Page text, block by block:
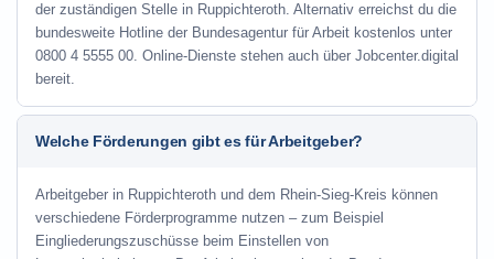
der zuständigen Stelle in Ruppichteroth. Alternativ erreichst du die
bundesweite Hotline der Bundesagentur für Arbeit kostenlos unter
0800 4 5555 00. Online-Dienste stehen auch über Jobcenter.digital
bereit.
Welche Förderungen gibt es für Arbeitgeber?
Arbeitgeber in Ruppichteroth und dem Rhein-Sieg-Kreis können
verschiedene Förderprogramme nutzen – zum Beispiel
Eingliederungszuschüsse beim Einstellen von